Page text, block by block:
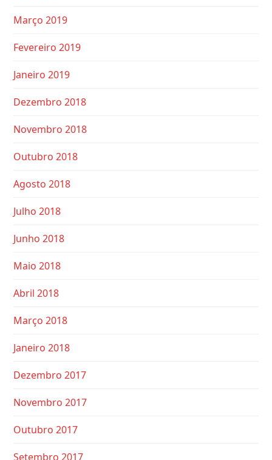
Março 2019
Fevereiro 2019
Janeiro 2019
Dezembro 2018
Novembro 2018
Outubro 2018
Agosto 2018
Julho 2018
Junho 2018
Maio 2018
Abril 2018
Março 2018
Janeiro 2018
Dezembro 2017
Novembro 2017
Outubro 2017
Setembro 2017